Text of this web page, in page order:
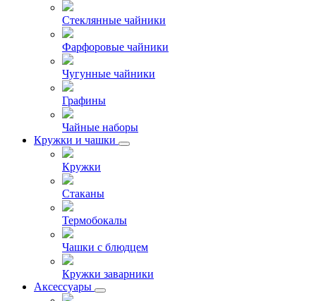
Стеклянные чайники
Фарфоровые чайники
Чугунные чайники
Графины
Чайные наборы
Кружки и чашки
Кружки
Стаканы
Термобокалы
Чашки с блюдцем
Кружки заварники
Аксессуары